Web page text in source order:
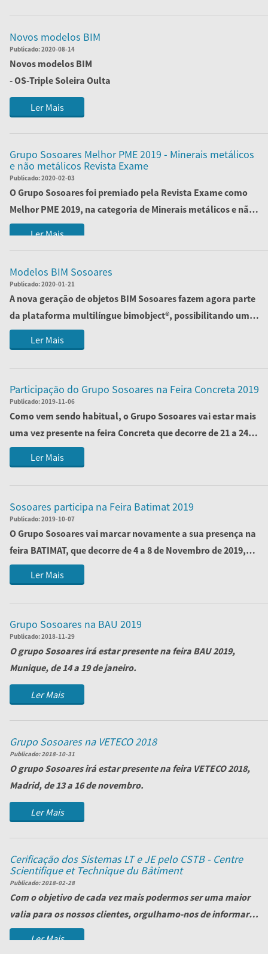
Novos modelos BIM
Publicado:2020-08-14
Novos modelos BIM
- OS-Triple Soleira Oulta
- AV
- FC DEC
Ler Mais
Grupo Sosoares Melhor PME 2019 - Minerais metálicos
e não metálicos Revista Exame
Publicado:2020-02-03
O Grupo Sosoares foi premiado pela Revista Exame como
Melhor PME 2019, na categoria de Minerais metálicos e não
metálicos.
Ler Mais
Modelos BIM Sosoares
Publicado:2020-01-21
A nova geração de objetos BIM Sosoares fazem agora parte
da plataforma multilíngue bimobject®, possibilitando uma
maior acessibilidade a toda a...
Ler Mais
Participação do Grupo Sosoares na Feira Concreta 2019
Publicado:2019-11-06
Como vem sendo habitual, o Grupo Sosoares vai estar mais
uma vez presente na feira Concreta que decorre de 21 a 24
de Novembro de ...
Ler Mais
Sosoares participa na Feira Batimat 2019
Publicado:2019-10-07
O Grupo Sosoares vai marcar novamente a sua presença na
feira BATIMAT, que decorre de 4 a 8 de Novembro de 2019,
em Paris, onde irá apresentar as...
Ler Mais
Grupo Sosoares na BAU 2019
Publicado:2018-11-29
O grupo Sosoares irá estar presente na feira BAU 2019,
Munique, de 14 a 19 de janeiro.
Visite-nos no nosso stand, localizado n...
Ler Mais
Grupo Sosoares na VETECO 2018
Publicado:2018-10-31
O grupo Sosoares irá estar presente na feira VETECO 2018,
Madrid, de 13 a 16 de novembro.
Visite-nos no nosso stand, localizado no
Ler Mais
Cerificação dos Sistemas LT e JE pelo CSTB - Centre
Scientifique et Technique du Bâtiment
Publicado:2018-02-28
Com o objetivo de cada vez mais podermos ser uma maior
valia para os nossos clientes, orgulhamo-nos de informar
que concluímos com sucesso a certi...
Ler Mais